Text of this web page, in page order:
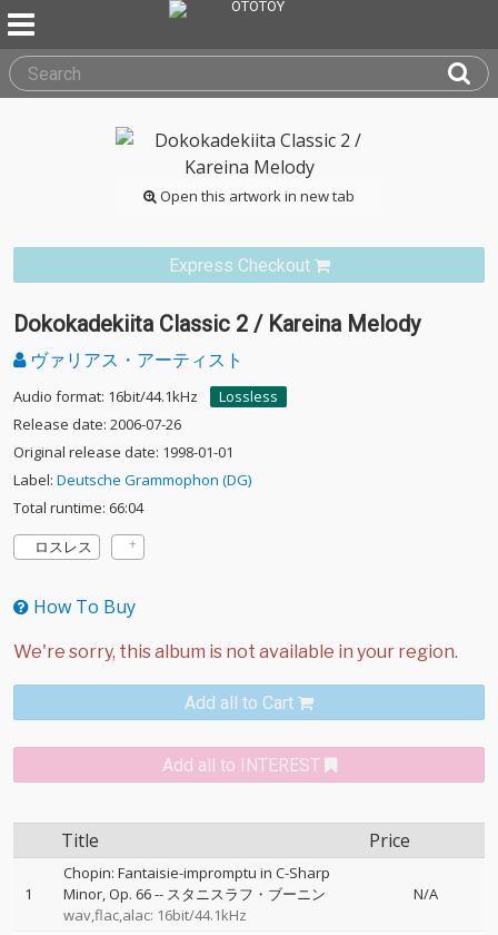
Open this artwork in new tab
Express Checkout
Dokokadekiita Classic 2 / Kareina Melody
ヴァリアス・アーティスト
Audio format: 16bit/44.1kHz
Lossless
Release date: 2006-07-26
Original release date: 1998-01-01
Label: Deutsche Grammophon (DG)
Total runtime: 66:04
ロスレス
How To Buy
Add all to Cart
Add all to INTEREST
Title Price
1
Chopin: Fantaisie-impromptu in C-Sharp
Minor, Op. 66-- スタニスラフ・ブーニン
wav,flac,alac: 16bit/44.1kHz
N/A